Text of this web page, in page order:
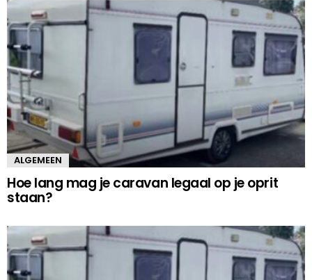
ALGEMEEN
Hoe lang mag je caravan legaal op je oprit
staan?